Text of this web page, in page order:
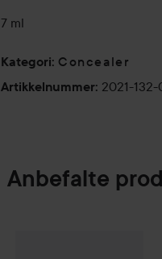
7 ml
Kategori: Concealer
Artikkelnummer: 2021-132-
Anbefalte